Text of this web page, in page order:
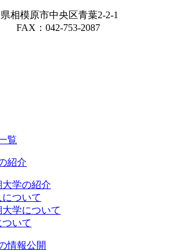
相模原市中央区青葉2-2-1
FAX：042-753-2087
覧
紹介
学の紹介
ついて
学について
いて
情報公開